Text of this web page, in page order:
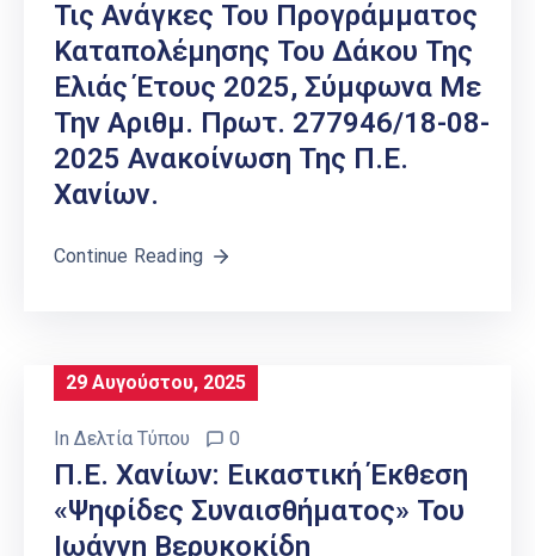
Τις Ανάγκες Του Προγράμματος
Καταπολέμησης Του Δάκου Της
Ελιάς Έτους 2025, Σύμφωνα Με
Την Αριθμ. Πρωτ. 277946/18-08-
2025 Ανακοίνωση Της Π.Ε.
Χανίων.
Continue Reading
29 Αυγούστου, 2025
In Δελτία Τύπου 0
Π.Ε. Χανίων: Εικαστική Έκθεση
«Ψηφίδες Συναισθήματος» Του
Ιωάννη Βερυκοκίδη